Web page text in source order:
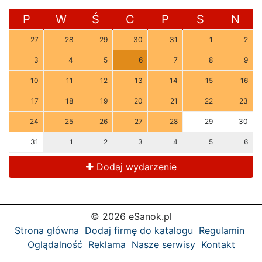
P W Ś C P S N
27 28 29 30 31 1 2
3 4 5 6 7 8 9
10 11 12 13 14 15 16
17 18 19 20 21 22 23
24 25 26 27 28 29 30
31 1 2 3 4 5 6
Dodaj wydarzenie
© 2026 eSanok.pl
Strona główna Dodaj firmę do katalogu Regulamin
Oglądalność Reklama Nasze serwisy Kontakt